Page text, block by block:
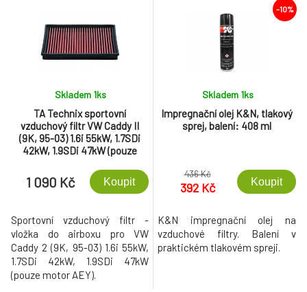
TA Technix sportovní
vzduchový filtr VW Caddy II
(9K, 95-03) 1.6i 55kW, 1.7SDi
42kW, 1.9SDi 47kW (pouze
Skladem 1ks
1 090 Kč Koupit
Sportovní vzduchový filtr -
vložka do airboxu pro VW
Caddy 2 (9K, 95-03) 1.6i 55kW,
1.7SDi 42kW, 1.9SDi 47kW
(pouze motor AEY).
-10%
Impregnační olej K&N, tlakový
sprej, balení: 408 ml
Skladem 1ks
436 Kč
392 Kč Koupit
K&N impregnační olej na
vzduchové filtry. Balení v
praktickém tlakovém spreji.